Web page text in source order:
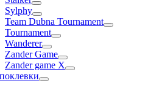
Sylphy
Team Dubna Tournament
Tournament
Wanderer
Zander Game
Zander game X